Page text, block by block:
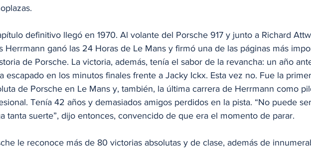
definitivo llegó en 1970. Al volante del Porsche 917 y junto a Richard
Herrmann ganó las 24 Horas de Le Mans y firmó una de las páginas más
de Porsche. La victoria, además, tenía el sabor de la revancha: un año
escapado en los minutos finales frente a Jacky Ickx. Esta vez no. Fue la
de Porsche en Le Mans y, también, la última carrera de Herrmann como
Tenía 42 años y demasiados amigos perdidos en la pista. “No puede
tanta suerte”, dijo entonces, convencido de que era el momento de parar.
le reconoce más de 80 victorias absolutas y de clase, además de